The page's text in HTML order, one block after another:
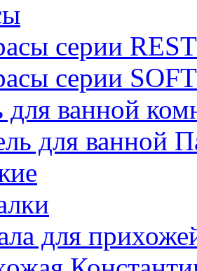
серии REST
серии SOFT
для ванной
для ванной
для